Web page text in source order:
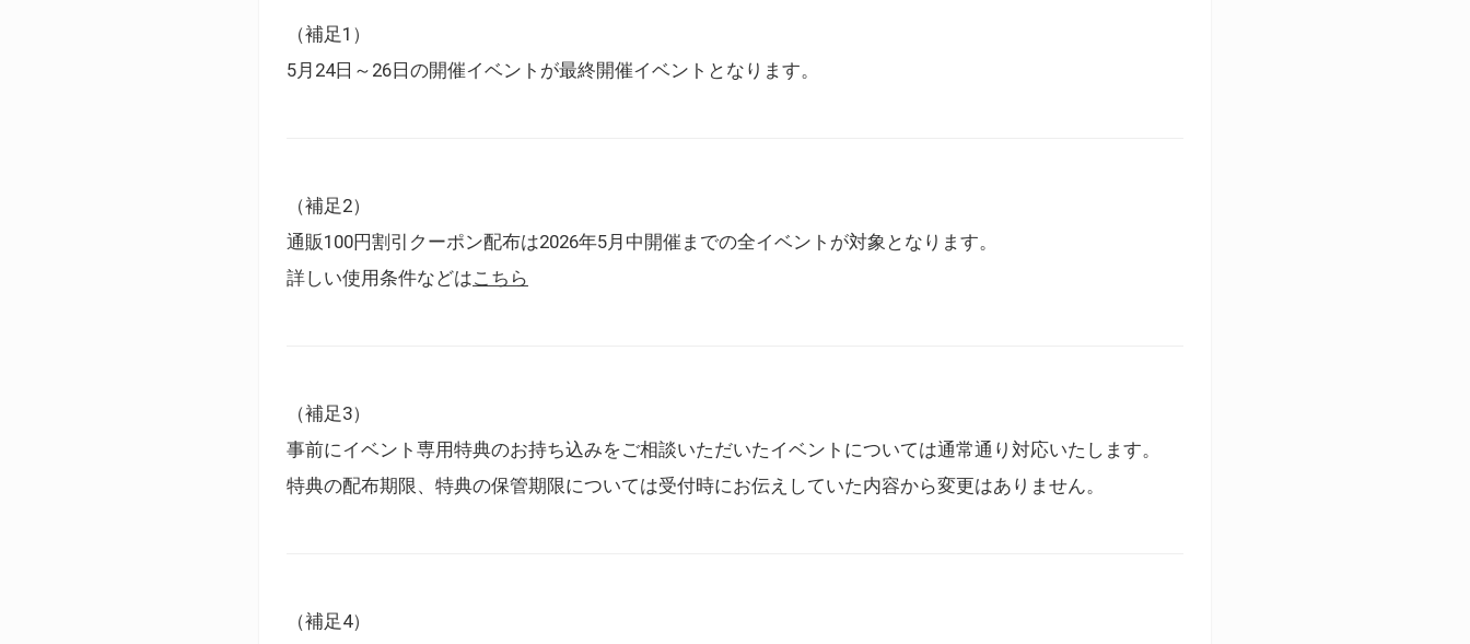
（補足1）
5月24日～26日の開催イベントが最終開催イベントとなります。
（補足2）
通販100円割引クーポン配布は2026年5月中開催までの全イベントが対象となります。
詳しい使用条件などはこちら
（補足3）
事前にイベント専用特典のお持ち込みをご相談いただいたイベントについては通常通り対応いたします。
特典の配布期限、特典の保管期限については受付時にお伝えしていた内容から変更はありません。
（補足4）